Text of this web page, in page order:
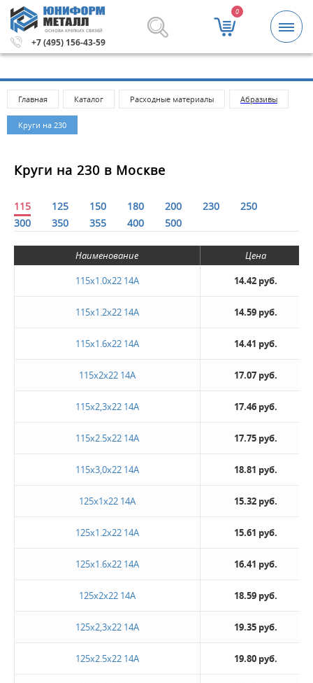
ОСНОВА КРЕПКИХ СВЯЗЕЙ
+7 (495) 156-43-59
0
сумма заказа 5000 рублей. Метизы и крепежные
Главная Каталог Расходные материалы Абразивы
Круги на 230
Круги на 230 в Москве
115 125 150 180 200 230
250
300
350 355 400 500
Наименование
Цена
115x1.0x22 14A
14.42 руб.
115х1.2х22 14А 14.59 руб.
115x1.6x22 14A 14.41 руб.
115х2х22 14А 17.07 руб.
115х2,3х22 14А 17.46 руб.
115х2.5х22 14А 17.75 руб.
115х3,0х22 14А 18.81 руб.
125x1x22 14А 15.32 руб.
125x1.2x22 14A 15.61 руб.
125х1.6х22 14А 16.41 руб.
125х2х22 14А 18.59 руб.
125х2,3х22 14А 19.35 руб.
125х2.5х22 14А 19.80 руб.